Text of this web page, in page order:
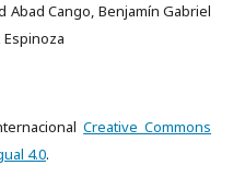
Abad Cango, Benjamín Gabriel
Espinoza
Creative Commons
4.0.